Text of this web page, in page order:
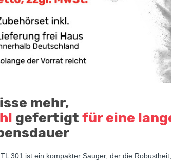
mehr,
gefertigt für eine
301 ist ein kompakter Sauger, der die